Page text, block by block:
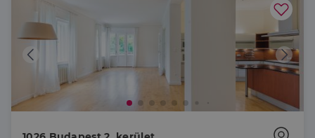
használja a
látogatói cookie-
beállításainak
emlékezésére.
Szükséges, hogy
a Cookie-
Script.com
megfelelően
működjön.
Google
Privacy Policy